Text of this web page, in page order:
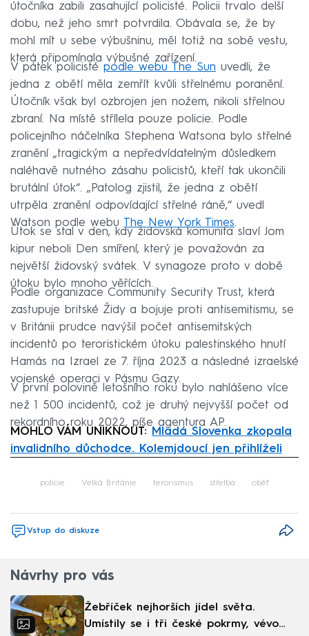
útočníka zabili zasahující policisté. Policii trvalo delší
dobu, než jeho smrt potvrdila. Obávala se, že by
mohl mít u sebe výbušninu, měl totiž na sobě vestu,
která připomínala výbušné zařízení.
V pátek policisté podle webu The Sun uvedli, že
jedna z obětí měla zemřít kvůli střelnému poranění.
Útočník však byl ozbrojen jen nožem, nikoli střelnou
zbraní. Na místě střílela pouze policie. Podle
policejního náčelníka Stephena Watsona bylo střelné
zranění „tragickým a nepředvídatelným důsledkem
naléhavě nutného zásahu policistů, kteří tak ukončili
brutální útok“. „Patolog zjistil, že jedna z obětí
utrpěla zranění odpovídající střelné ráně,“ uvedl
Watson podle webu The New York Times.
Útok se stal v den, kdy židovská komunita slaví Jom
kipur neboli Den smíření, který je považován za
největší židovský svátek. V synagoze proto v době
útoku bylo mnoho věřících.
Podle organizace Community Security Trust, která
zastupuje britské Židy a bojuje proti antisemitismu, se
v Británii prudce navýšil počet antisemitských
incidentů po teroristickém útoku palestinského hnutí
Hamás na Izrael ze 7. října 2023 a následné izraelské
vojenské operaci v Pásmu Gazy.
V první polovině letošního roku bylo nahlášeno více
než 1 500 incidentů, což je druhý nejvyšší počet od
rekordního roku 2022, píše agentura AP.
MOHLO VÁM UNIKNOUT:
Mladá Slovenka zkopala
invalidního důchodce. Kolemjdoucí jen přihlíželi
policie Velká Británie terorismus střelba oběť
Vstup do diskuze
Návrhy pro vás
Žebříček nejhorších jídel světa.
Umístily se i tři české pokrmy, vévodí